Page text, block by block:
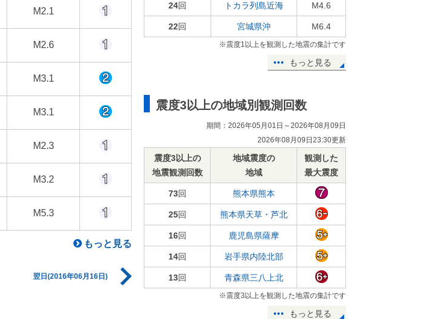
M2.1
M2.6
M3.1
M3.1
M2.3
M3.2
M5.3
もっと見る
翌日(2016年06月16日)
24回 トカラ列島近海 M4.6
22回 宮城県沖 M6.4
※震度1以上を観測した地震の集計です
もっと見る
震度3以上の地域別観測回数
期間：2026年05月01日～2026年08月09日
2026年08月09日23:30更新
震度3以上の
地震観測回数
地域震度の
地域
観測した
最大震度
73回 熊本県熊本
25回 熊本県天草・芦北
16回 鹿児島県薩摩
14回 岩手県内陸北部
13回 青森県三八上北
※震度3以上を観測した地震の集計です
もっと見る